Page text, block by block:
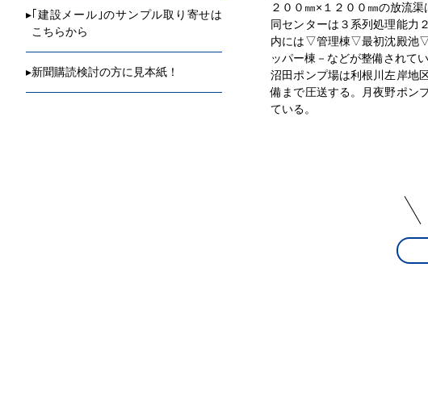
▸ ｢建設メール｣のサンプル取り寄せは
こちらから
▸新聞購読検討の方に見本紙！
２００㎜×１２００㎜の放流渠
同センターは３系列処理能力
内には▽管理棟▽最初沈殿池
ッパー棟－などが整備されてい
沼田ポンプ場は利根川左岸地
備まで圧送する。月夜野ポン
ている。